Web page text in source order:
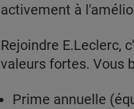
activement à
Rejoindre E.Leclerc,
valeurs fortes. Vous
Prime annuelle